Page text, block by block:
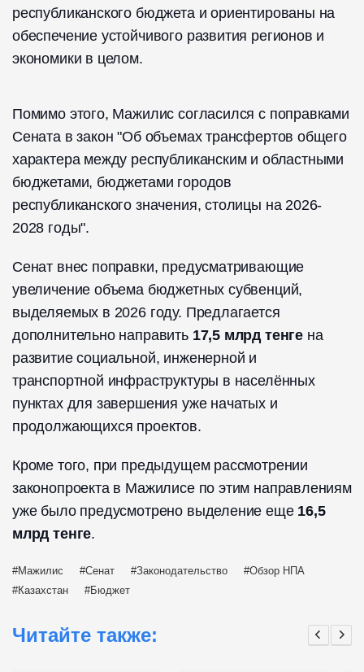
республиканского бюджета и ориентированы на
обеспечение устойчивого развития регионов и
экономики в целом.
Помимо этого, Мажилис согласился с поправками
Сената в закон "Об объемах трансфертов общего
характера между республиканским и областными
бюджетами, бюджетами городов
республиканского значения, столицы на 2026-
2028 годы".
Сенат внес поправки, предусматривающие
увеличение объема бюджетных субвенций,
выделяемых в 2026 году. Предлагается
дополнительно направить 17,5 млрд тенге на
развитие социальной, инженерной и
транспортной инфраструктуры в населённых
пунктах для завершения уже начатых и
продолжающихся проектов.
Кроме того, при предыдущем рассмотрении
законопроекта в Мажилисе по этим направлениям
уже было предусмотрено выделение еще 16,5
млрд тенге.
Мажилис Сенат Законодательство
Обзор НПА
Казахстан
Бюджет
Читайте также: